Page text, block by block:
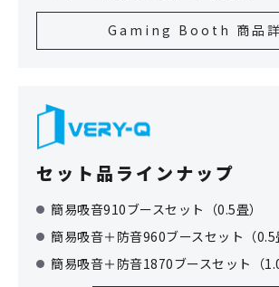
Gaming Booth 商品
セット品ラインナップ
簡易吸音910ブースセット（0.5畳）
簡易吸音＋防音960ブースセット（0.5
簡易吸音＋防音1870ブースセット（1.0